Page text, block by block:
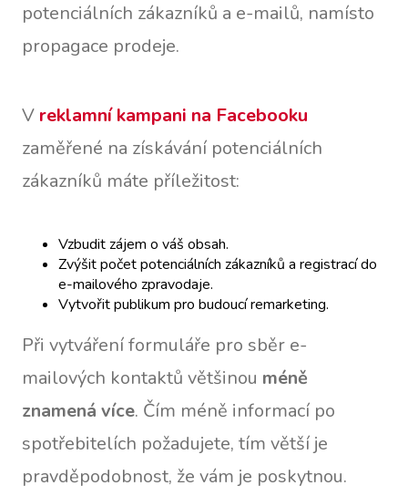
potenciálních zákazníků a e-mailů, namísto
propagace prodeje.
V reklamní kampani na Facebooku
zaměřené na získávání potenciálních
zákazníků máte příležitost:
Vzbudit zájem o váš obsah.
Zvýšit počet potenciálních zákazníků a registrací do
e-mailového zpravodaje.
Vytvořit publikum pro budoucí remarketing.
Při vytváření formuláře pro sběr e-
mailových kontaktů většinou méně
znamená více. Čím méně informací po
spotřebitelích požadujete, tím větší je
pravděpodobnost, že vám je poskytnou.